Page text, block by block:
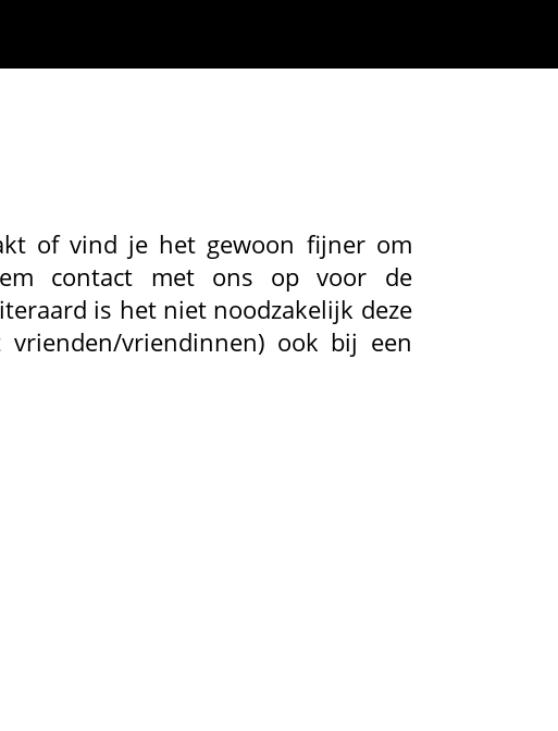
of vind je het gewoon fijner om
contact met ons op voor de
is het niet noodzakelijk deze
vriendinnen) ook bij een